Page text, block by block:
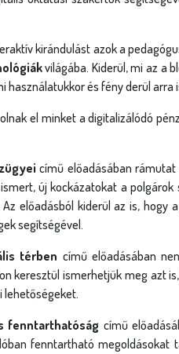
kirándulást azok a
világába. Kiderül, mi az a
és fény derül arra
el minket a digitalizálódó
című előadásában
új kockázatokat a polgárok
előadásból kiderül az is, hogy
segítségével.
térben című előadásában
keresztül ismerhetjük meg azt
lehetőségeket.
fenntarthatóság című
fenntartható megoldásokat